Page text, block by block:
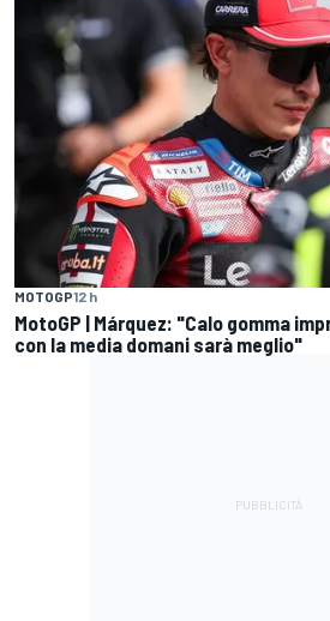
MOTOGP12 h
MotoGP | Márquez: "Calo gomma
con la media domani sarà meglio"